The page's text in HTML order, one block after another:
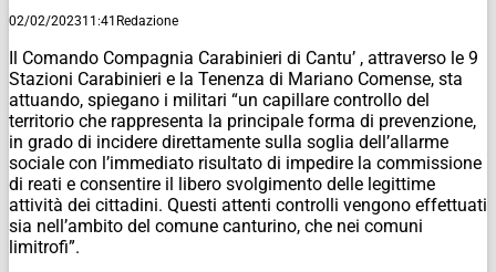
02/02/202311:41 Redazione
Il Comando Compagnia Carabinieri di Cantu’ , attraverso le 9
Stazioni Carabinieri e la Tenenza di Mariano Comense, sta
attuando, spiegano i militari “un capillare controllo del
territorio che rappresenta la principale forma di prevenzione,
in grado di incidere direttamente sulla soglia dell’allarme
sociale con l’immediato risultato di impedire la commissione
di reati e consentire il libero svolgimento delle legittime
attività dei cittadini. Questi attenti controlli vengono effettuati
sia nell’ambito del comune canturino, che nei comuni
limitrofi”.